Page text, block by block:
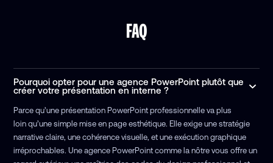
FAQ
Pourquoi opter pour une agence PowerPoint plutôt que
créer votre présentation en interne ?
Parce qu’une présentation PowerPoint professionnelle va plus
loin qu’une simple mise en page esthétique. Elle exige une stratégie
narrative claire, une cohérence visuelle, et une exécution graphique
irréprochables. Une agence PowerPoint comme la nôtre vous offre un